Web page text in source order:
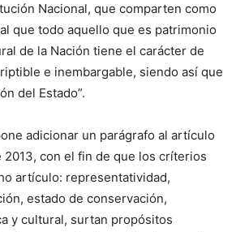
Nacional, que comparten como
que todo aquello que es patrimonio
de la Nación tiene el carácter de
e inembargable, siendo así que
del Estado”.
adicionar un parágrafo al artículo
2013, con el fin de que los críterios
artículo: representatividad,
estado de conservación,
y cultural, surtan propósitos